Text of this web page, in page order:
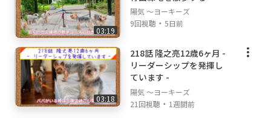
03:19
陽気 ～ヨーキーズ
9回視聴 ・5日前
03:18
218話 隆之亮12歳6ヶ月 -
リーダーシップを発揮し
ています -
陽気 ～ヨーキーズ
21回視聴 ・ 1週間前